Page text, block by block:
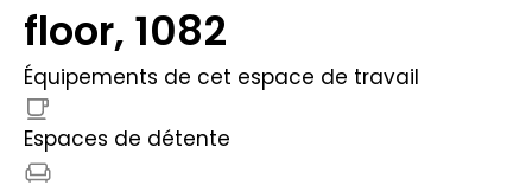
floor, 1082
Équipements de cet espace de travail
Espaces de détente